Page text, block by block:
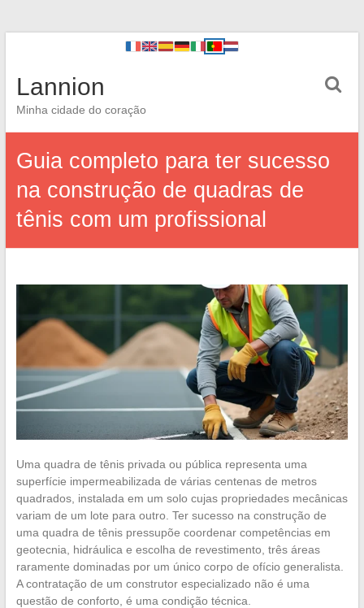
Lannion
Minha cidade do coração
Guia completo para ter sucesso
na construção de quadras de
tênis com um profissional
Uma quadra de tênis privada ou pública representa uma
superfície impermeabilizada de várias centenas de metros
quadrados, instalada em um solo cujas propriedades mecânicas
variam de um lote para outro. Ter sucesso na construção de
uma quadra de tênis pressupõe coordenar competências em
geotecnia, hidráulica e escolha de revestimento, três áreas
raramente dominadas por um único corpo de ofício generalista.
A contratação de um construtor especializado não é uma
questão de conforto, é uma condição técnica.